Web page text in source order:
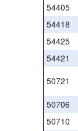
54405
54418
54425
54421
50721
50706
50710